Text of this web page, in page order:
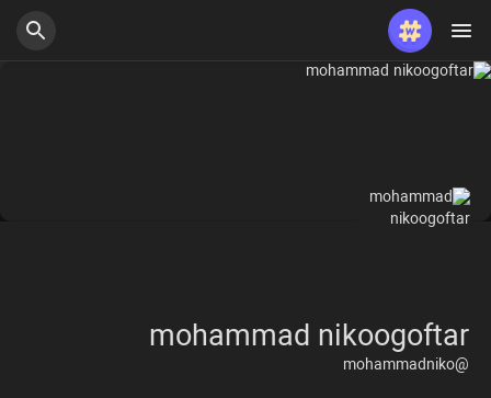
mohammad nikoogoftar
@mohammadniko